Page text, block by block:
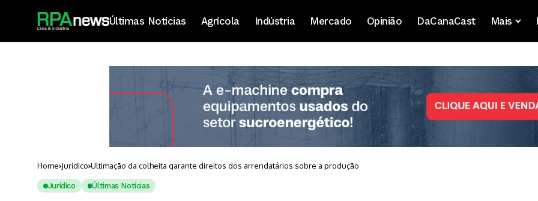
Últimas Notícias Agrícola Indústria Mercado Opinião DaCanaCast Mais
Home Jurídico Ultimação da colheita garante direitos dos arrendatários sobre a produção
Jurídico Últimas Notícias